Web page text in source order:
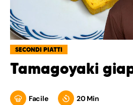
SECONDI PIATTI
Tamagoyaki
Facile 20 Min